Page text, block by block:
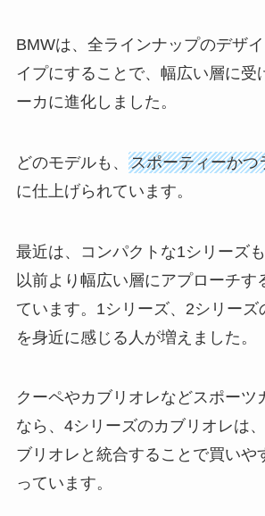
BMWは、全ラインナップのデザ
イプにすることで、幅広い層に受
ーカに進化しました。
どのモデルも、 スポーティーかつ
に仕上げられています。
最近は、コンパクトな1シリーズ
以前より幅広い層にアプローチす
ています。1シリーズ、2シリーズ
を身近に感じる人が増えました。
クーペやカブリオレなどスポーツ
なら、4シリーズのカブリオレは
ブリオレと統合することで買いや
っています。